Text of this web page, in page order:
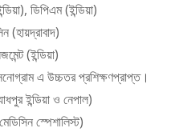
ডিপিএম (ইন্ডিয়া)
(হায়দ্রাবাদ)
(ইন্ডিয়া)
এ উচ্চতর প্রশিক্ষণপ্রাপ্ত।
ইন্ডিয়া ও নেপাল)
স্পেশালিস্ট)